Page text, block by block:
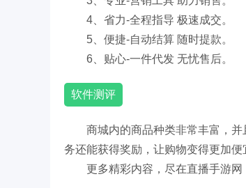
4、省力-全程指导 极速成交。
5、便捷-自动结算 随时提款。
6、贴心-一件代发 无忧售后。
软件测评
商城内的商品种类非常丰富，
务还能获得奖励，让购物变得更加
更多精彩内容，尽在直播手游网